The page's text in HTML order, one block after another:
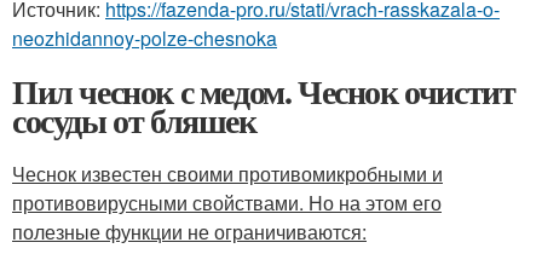
Источник: https://fazenda-pro.ru/stati/vrach-rasskazala-o-
neozhidannoy-polze-chesnoka
Пил чеснок с медом. Чеснок очистит
сосуды от бляшек
Чеснок известен своими противомикробными и
противовирусными свойствами. Но на этом его
полезные функции не ограничиваются: